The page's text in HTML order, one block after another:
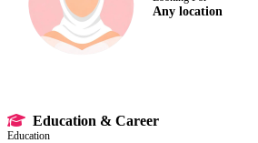
Any location
Education & Career
Education